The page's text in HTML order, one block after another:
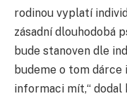
rodinou vyplatí
zásadní dlouhodobá
bude stanoven dle
budeme o tom
informaci mít,“